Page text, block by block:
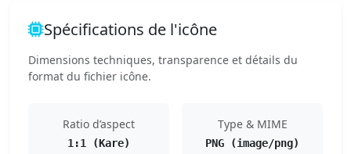
Spécifications de l'icône
Dimensions techniques, transparence et détails du
format du fichier icône.
Ratio d’aspect
1:1 (Kare)
Type & MIME
PNG (image/png)